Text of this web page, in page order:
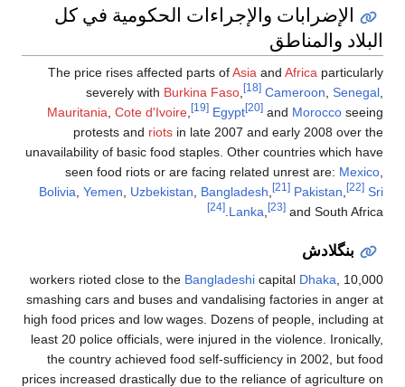
الحكومية في كل
The price rises affected parts ofAsia
severely withBurkina Faso,
Mauritania,Cote d'Ivoire, [19] Egypt
protests andriots in late 2007 and
unavailability of basic food staples. Other
seen food riots or are facing
Bolivia,Yemen,Uzbekistan,Bangladesh
Lanka
[24]
Bangladeshi
smashing cars and buses and vandalising
high food prices and low wages. Dozens of
least 20 police officials, were injured in
the country achieved food self-
prices increased drastically due to the